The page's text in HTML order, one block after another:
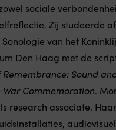
sociale
Zij studeerde
van het
Den Haag met de
Remembrance: Sound
War Commemoration.
research associate.